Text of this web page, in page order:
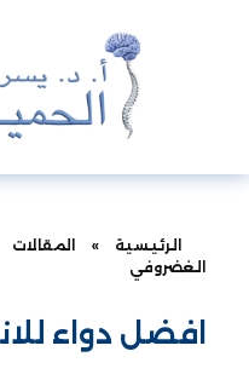
الرئيسية » المقالات
الغضروفي
افضل دواء